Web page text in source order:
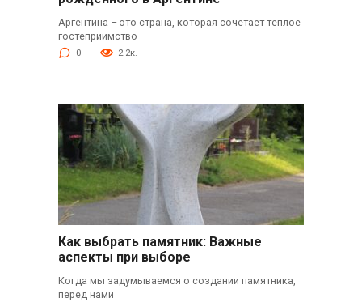
Аргентина – это страна, которая сочетает теплое
гостеприимство
0 2.2к.
Как выбрать памятник: Важные
аспекты при выборе
Когда мы задумываемся о создании памятника,
перед нами